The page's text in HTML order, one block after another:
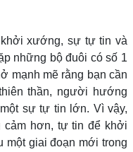
xướng, sự tự tin và
những bộ đuôi có số 1
mạnh mẽ rằng bạn cần
thần, người hướng
sự tự tin lớn. Vì vậy,
cảm hơn, tự tin để khởi
một giai đoạn mới trong